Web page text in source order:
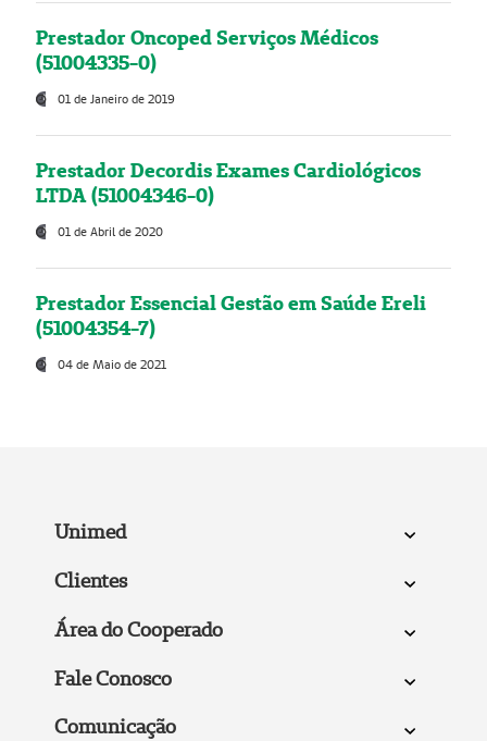
Prestador Oncoped Serviços Médicos
(51004335-0)
01 de Janeiro de 2019
Prestador Decordis Exames Cardiológicos
LTDA (51004346-0)
01 de Abril de 2020
Prestador Essencial Gestão em Saúde Ereli
(51004354-7)
04 de Maio de 2021
Unimed
Clientes
Área do Cooperado
Fale Conosco
Comunicação